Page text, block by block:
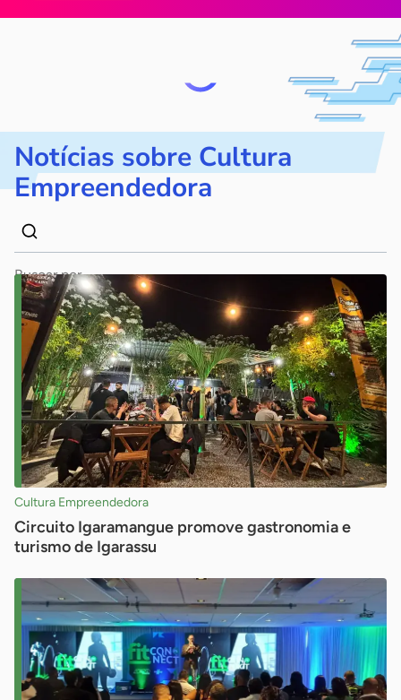
Notícias sobre Cultura
Empreendedora
para
busca
chave
Pesquisar
Cultura Empreendedora
Circuito Igaramangue promove gastronomia e
turismo de Igarassu